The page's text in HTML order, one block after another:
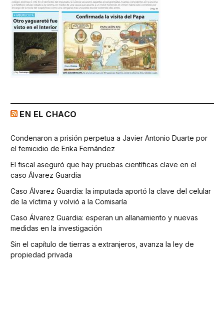
EN EL CHACO
Condenaron a prisión perpetua a Javier Antonio Duarte por
el femicidio de Erika Fernández
El fiscal aseguró que hay pruebas científicas clave en el
caso Álvarez Guardia
Caso Álvarez Guardia: la imputada aportó la clave del celular
de la víctima y volvió a la Comisaría
Caso Álvarez Guardia: esperan un allanamiento y nuevas
medidas en la investigación
Sin el capítulo de tierras a extranjeros, avanza la ley de
propiedad privada